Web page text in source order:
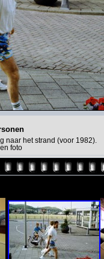
naar het strand (voor 1982).
foto